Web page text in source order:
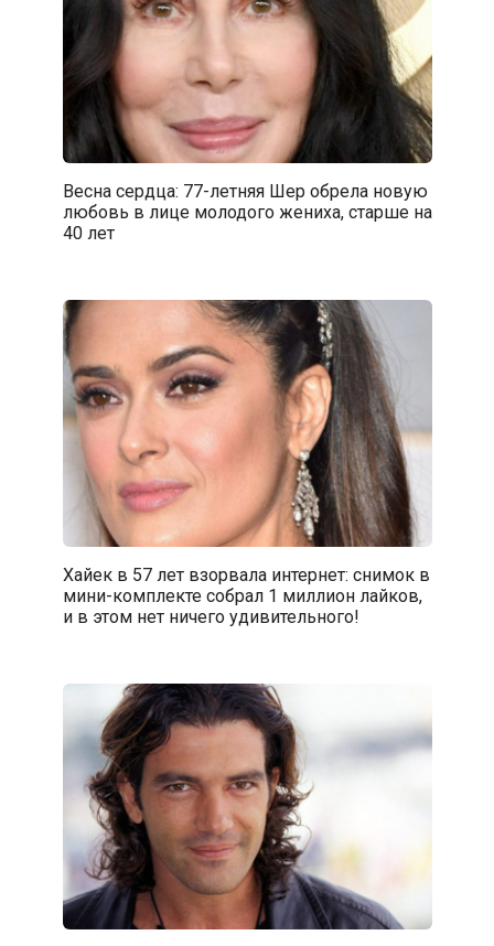
Весна сердца: 77-летняя Шер обрела новую
любовь в лице молодого жениха, старше на
40 лет
Хайек в 57 лет взорвала интернет: снимок в
мини-комплекте собрал 1 миллион лайков,
и в этом нет ничего удивительного!